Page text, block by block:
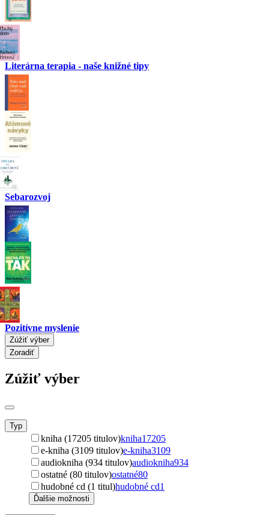
Literárna terapia - naše knižné tipy
Sebarozvoj
Pozitívne myslenie
Zúžiť výber
Zoradiť
Zúžiť výber
Typ
kniha (17205 titulov)kniha17205
e-kniha (3109 titulov)e-kniha3109
audiokniha (934 titulov)audiokniha934
ostatné (80 titulov)ostatné80
hudobné cd (1 titul)hudobné cd1
Ďalšie možnosti